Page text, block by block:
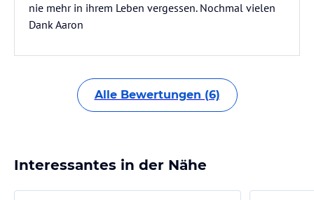
nie mehr in ihrem Leben vergessen. Nochmal vielen
Dank Aaron
Alle Bewertungen (6)
Interessantes in der Nähe